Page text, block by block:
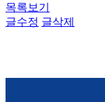
목록보기
글수정 글삭제